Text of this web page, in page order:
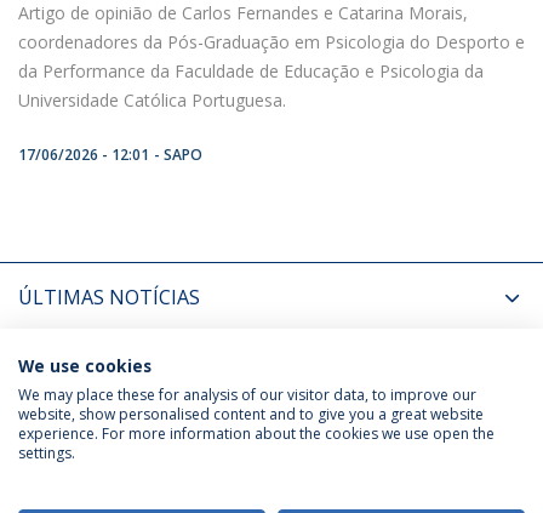
Artigo de opinião de Carlos Fernandes e Catarina Morais,
coordenadores da Pós-Graduação em Psicologia do Desporto e
da Performance da Faculdade de Educação e Psicologia da
Universidade Católica Portuguesa.
17/06/2026 - 12:01 SAPO
ÚLTIMAS NOTÍCIAS
PRÓXIMOS EVENTOS
Política de Privacidade
Termos & Condições
We use cookies
We may place these for analysis of our visitor data, to improve our
website, show personalised content and to give you a great website
experience. For more information about the cookies we use open the
settings.